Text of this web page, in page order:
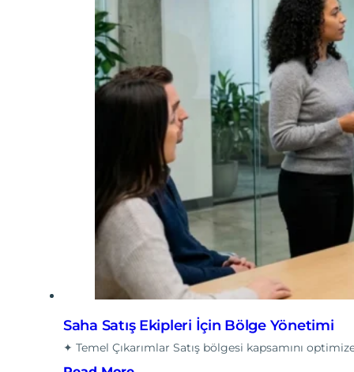
Saha Satış Ekipleri İçin Bölge Yönetimi
✦ Temel Çıkarımlar Satış bölgesi kapsamını